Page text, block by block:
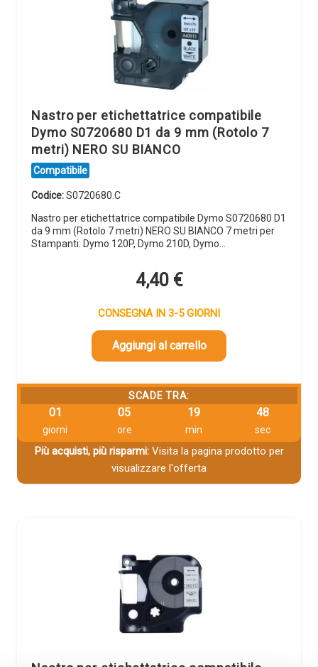
Nastro per etichettatrice compatibile
Dymo S0720680 D1 da 9 mm (Rotolo 7
metri) NERO SU BIANCO
Compatibile
Codice:S0720680.C
Nastro per etichettatrice compatibile Dymo S0720680 D1
da 9 mm (Rotolo 7 metri) NERO SU BIANCO 7 metri per
Stampanti: Dymo 120P, Dymo 210D, Dymo…
4,40 €
CONSEGNA IN 3-5 GIORNI
Aggiungi al carrello
SCADE TRA:
01
giorni
05
ore
19
min
48
sec
Più acquisti, più risparmi:Visita la pagina prodotto per
visualizzare l'offerta